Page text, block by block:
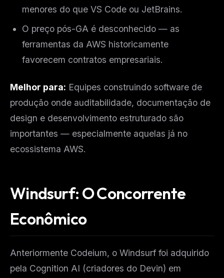
menores do que VS Code ou JetBrains.
O preço pós-GA é desconhecido — as
ferramentas da AWS historicamente
favorecem contratos empresariais.
Melhor para: Equipes construindo software de
produção onde auditabilidade, documentação de
design e desenvolvimento estruturado são
importantes — especialmente aquelas já no
ecossistema AWS.
Windsurf: O Concorrente
Econômico
Anteriormente Codeium, o Windsurf foi adquirido
pela Cognition AI (criadores do Devin) em